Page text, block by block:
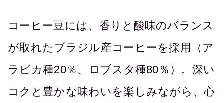
コーヒー豆には、香りと酸味のバランス
が取れたブラジル産コーヒーを採用（ア
ラビカ種20％、ロブスタ種80％）。深い
コクと豊かな味わいを楽しみながら、心